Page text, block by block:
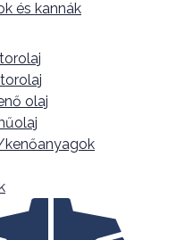
és kannák
olaj